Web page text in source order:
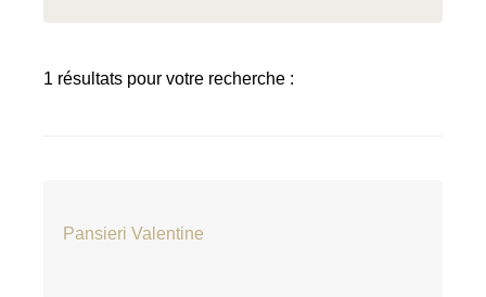
1 résultats pour votre recherche :
Pansieri Valentine